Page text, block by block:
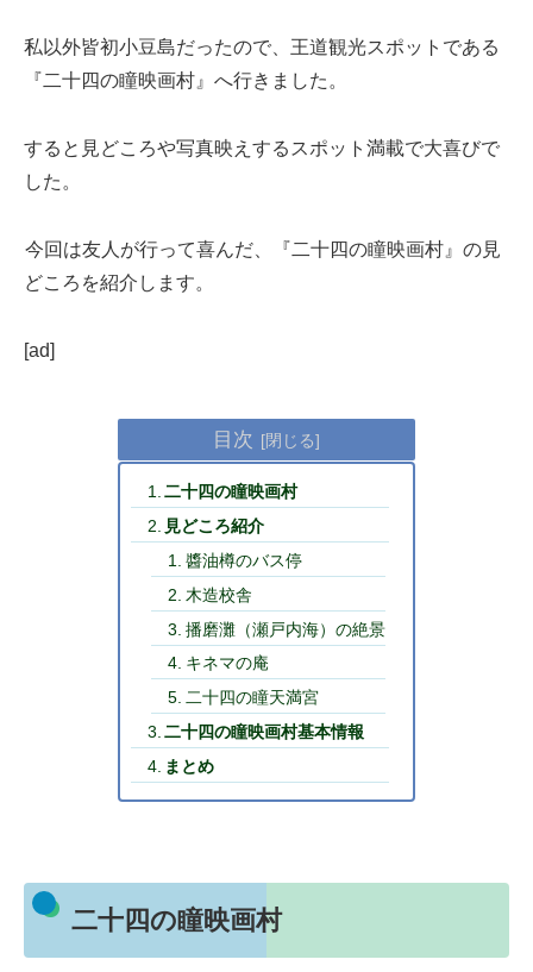
私以外皆初小豆島だったので、王道観光スポットである
『二十四の瞳映画村』へ行きました。
すると見どころや写真映えするスポット満載で大喜びで
した。
今回は友人が行って喜んだ、『二十四の瞳映画村』の見
どころを紹介します。
[ad]
目次
二十四の瞳映画村
見どころ紹介
醬油樽のバス停
木造校舎
播磨灘（瀬戸内海）の絶景
キネマの庵
二十四の瞳天満宮
二十四の瞳映画村基本情報
まとめ
二十四の瞳映画村